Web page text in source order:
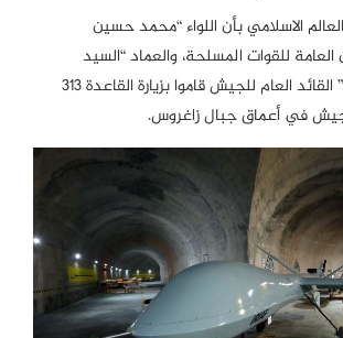
الاسلامي بأن اللواء “محمد حسين
العامة للقوات المسلحة، والعماد “السيد
عبدالرحيم موسوي” القائد العام للجيش قاموا بزيارة القاعدة 313
في أعماق جبال زاغروس.